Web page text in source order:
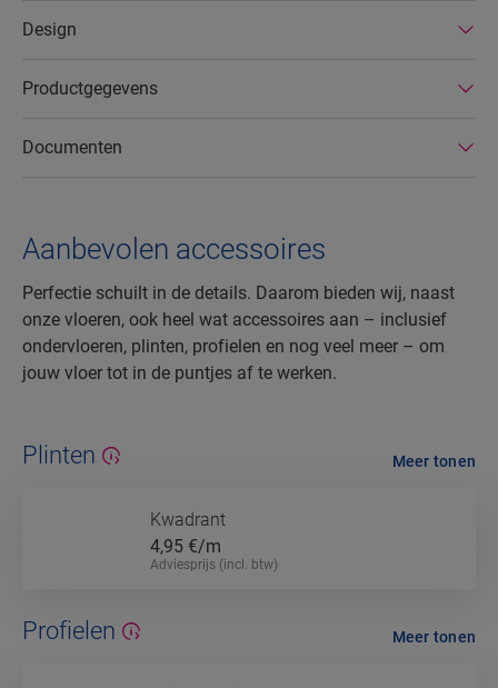
Design
Productgegevens
Documenten
Aanbevolen accessoires
Perfectie schuilt in de details. Daarom bieden wij, naast
onze vloeren, ook heel wat accessoires aan – inclusief
ondervloeren, plinten, profielen en nog veel meer – om
jouw vloer tot in de puntjes af te werken.
Plinten
Kwadrant
4,95 €/m
Adviesprijs (incl. btw)
Meer tonen
Profielen Meer tonen